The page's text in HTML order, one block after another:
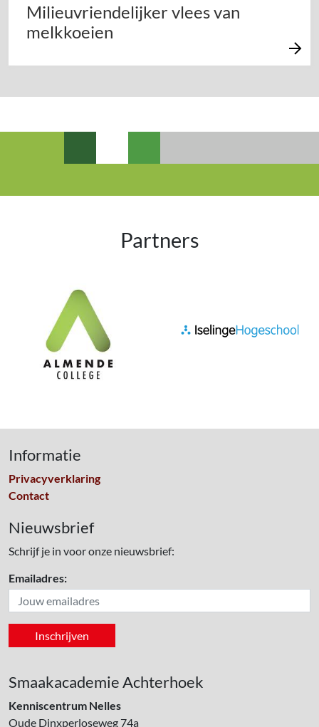
Milieuvriendelijker vlees van
melkkoeien
Partners
Informatie
Privacyverklaring
Contact
Nieuwsbrief
Schrijf je in voor onze nieuwsbrief:
Emailadres:
Smaakacademie Achterhoek
Kenniscentrum Nelles
Oude Dinxperloseweg 74a